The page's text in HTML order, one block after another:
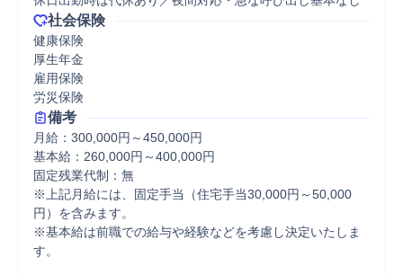
社会保険
健康保険
厚生年金
雇用保険
労災保険
備考
月給：300,000円～450,000円
基本給：260,000円～400,000円
固定残業代制：無
※上記月給には、固定手当（住宅手当30,000円～50,000
円）を含みます。
※基本給は前職での給与や経験などを考慮し決定いたしま
す。